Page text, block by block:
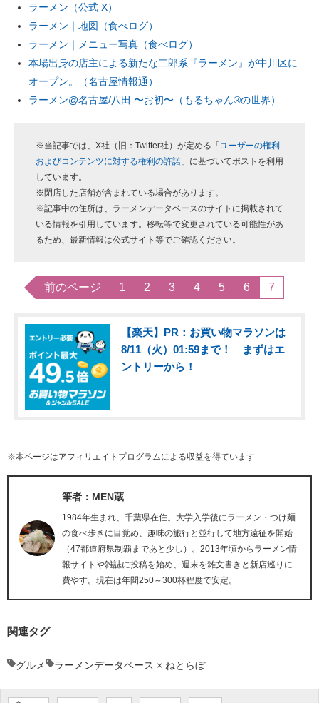
ラーメン（公式 X）
ラーメン｜地図（食べログ）
ラーメン｜メニュー写真（食べログ）
本場出身の店主による新たな二郎系『ラーメン』が中川区に
オープン。（名古屋情報通）
ラーメン@名古屋/八田 〜お初〜（もるちゃん®︎の世界）
※当記事では、X社（旧：Twitter社）が定める「 ユーザーの権利
およびコンテンツに対する権利の許諾 」に基づいてポストを利用
しています。
※閉店した店舗が含まれている場合があります。
※記事中の住所は、ラーメンデータベースのサイトに掲載されて
いる情報を引用しています。移転等で変更されている可能性があ
るため、最新情報は公式サイト等でご確認ください。
前のページ 1 2 3 4 5 6 7
【楽天】PR：お買い物マラソンは
8/11（火）01:59まで！ まずはエ
ントリーから！
※本ページはアフィリエイトプログラムによる収益を得ています
筆者：MEN蔵
1984年生まれ、千葉県在住。大学入学後にラーメン・つけ麺
の食べ歩きに目覚め、趣味の旅行と並行して地方遠征を開始
（47都道府県制覇まであと少し）。2013年頃からラーメン情
報サイトや雑誌に投稿を始め、週末を雑文書きと新店巡りに
費やす。現在は年間250～300杯程度で安定。
関連タグ
グルメ ラーメンデータベース × ねとらぼ